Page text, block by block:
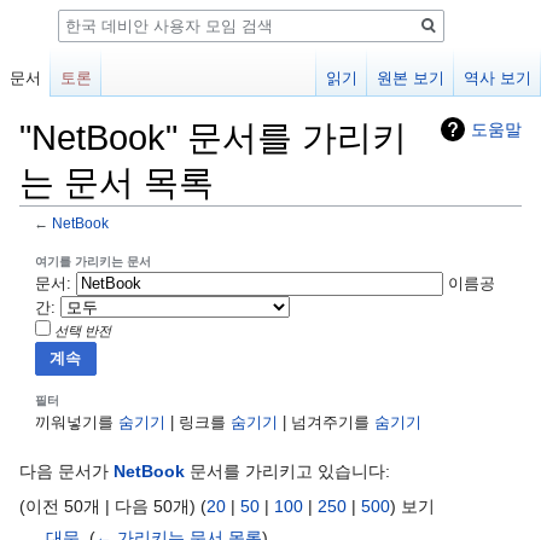
도움말
"NetBook" 문서를 가리키
는 문서 목록
← NetBook
여기를 가리키는 문서
문서:
이름공
간:
선택 반전
필터
끼워넣기를 숨기기 | 링크를 숨기기 | 넘겨주기를 숨기기
다음 문서가 NetBook 문서를 가리키고 있습니다:
(이전 50개 | 다음 50개) (20 | 50 | 100 | 250 | 500) 보기
문서 토론 읽기 원본 보기 역사 보기